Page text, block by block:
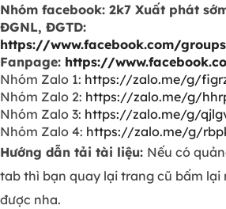
Nhóm facebook: 2k7 Xuất phát
ĐGNL, ĐGTD:
https://www.facebook.com/
Fanpage: https://
Nhóm Zalo 1: https://zalo.me/g/
Nhóm Zalo 2: https://zalo.me/g/
Nhóm Zalo 3: https://zalo.me/g/
Nhóm Zalo 4: https://zalo.me/g/
Hướng dẫn tải tài liệu: Nếu có
tab thì bạn quay lại trang cũ bấm lại
được nha.